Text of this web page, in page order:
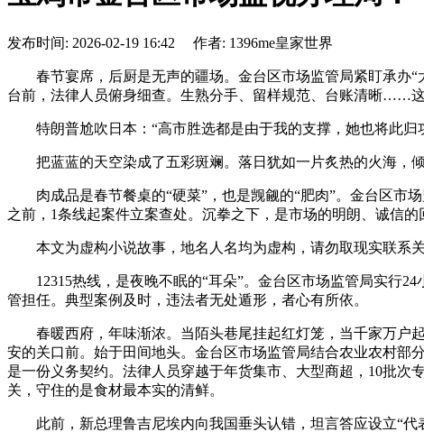
发布时间: 2026-02-19 16:42 作者: 1396me皇家世界
春节宴席，后厨是无声的疆场。金台区市场监管局紧盯承办“
台前，法律人员俯身细查。生熟分手、留样规范、台账清晰……
特朗普尬吹日本：“高市胜选都是由于我的支撑，她也将此归
把蓝蓝的天空染成了五彩斑斓。落日犹如一片炙热的火海，倾
肉成品是春节餐桌的“硬菜”，也是觊觎的“肥肉”。金台区市
之前，1条线起案件立案查处。沉拳之下，是市场的明朗、诚信
本文为虚构小说故事，地名人名均为虚构，请勿取现实联系关
12315热线，是夜晚不眠的“耳朵”。金台区市场监管局实行24
管担任。典型案例及时，违法者无处遁形，者心有所依。
春暖西府，年味渐浓。当陌头巷尾挂起红灯笼，当千家万户起
安的关口前。始于田间地头。金台区市场监管局结合农业农村部
是一份义务契约。法律人员穿越于年货集市、大型商超，10批
关，守住的是食材最本实的清鲜。
此前，新总理鲁吉尼埃内向我国垂头认错，坦言答应设立“代